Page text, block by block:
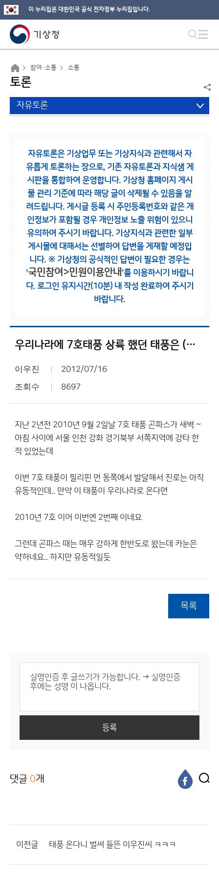
이 누리집은 대한민국 공식 전자정부 누리집입니다.
참여·소통 소통
토론
자유토론
자유토론은 기상업무 또는 기상지식과 관련해서 자
유롭게 토론하는 장으로, 기존 자유토론과 지식샘 게
시판을 통합하여 운영합니다. 기상청 홈페이지 게시
물 관리 기준에 따라 해당 글이 삭제될 수 있음을 알
려드립니다. 게시글 등록 시 주민등록번호와 같은 개
인정보가 포함될 경우 개인정보 노출 위험이 있으니
유의하여 주시기 바랍니다. 기상지식과 관련한 일부
게시물에 대해서는 선별하여 답변을 게재할 예정입
니다. ※ 기상청의 공식적인 답변이 필요한 경우는
'국민참여>민원이용안내 '를 이용하시기 바랍니
다. 로그인 유지시간(10분) 내 작성 완료하여 주시기
바랍니다.
우리나라에 7호태풍 상륙 했던 태풍은 (곤파스) 하나 이네요
이우진 2012/07/16
조회수 8697
지난 2년전 2010년 9월 2일날 7호 태풍 곤파스가 새벽 ~
아침 사이에 서울 인천 강화 경기북부 서쪽지역에 강타 한
적 있었는데
이번 7호 태풍이 필리핀 먼 동쪽에서 발달해서 진로는 아직
유동적인데.. 만약 이 태풍이 우리나라로 온다면
2010년 7호 이어 이번엔 2번째 이네요
그런데 곤파스 때는 매우 강하게 한반도로 왔는데 카눈은
약하네요.. 하지만 유동적일듯
목록
등록
댓글 0개
이전글 태풍 온다니 벌써 들뜬 이우진씨 ㅋㅋㅋ